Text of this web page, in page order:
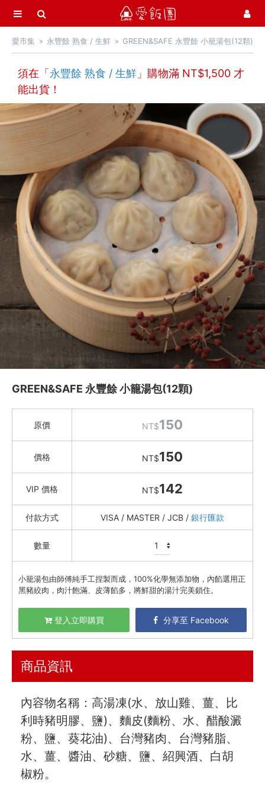
選單
首頁
愛市集商品館 21
最新飯團
社群
愛飯團FB粉絲團
YouTube
Instagram
聯絡我們
客服專線
服務信箱
關於
關於愛飯團
合作與廣告
隱私保護
資訊安全
服務條款
愛市集 永豐餘 熟食 / 生鮮 GREEN&SAFE 永豐餘 小籠湯包(12顆)
須在「 永豐餘 熟食 / 生鮮 」購物滿 NT$1,500 才
能出貨！
GREEN&SAFE 永豐餘 小籠湯包(12顆)
原價 NT$150
價格 NT$150
VIP 價格 NT$142
付款方式 VISA / MASTER / JCB / 銀行匯款
數量
小籠湯包由師傅純手工捏製而成，100%化學無添加物，內餡選用正
黑豬絞肉，肉汁飽滿、皮薄餡多，將鮮甜的湯汁完美鎖住。
登入立即購買 分享至 Facebook
商品資訊
內容物名稱：高湯凍(水、放山雞、薑、比
利時豬明膠、鹽)、麵皮(麵粉、水、醋酸澱
粉、鹽、葵花油)、台灣豬肉、台灣豬脂、
水、薑、醬油、砂糖、鹽、紹興酒、白胡
椒粉。